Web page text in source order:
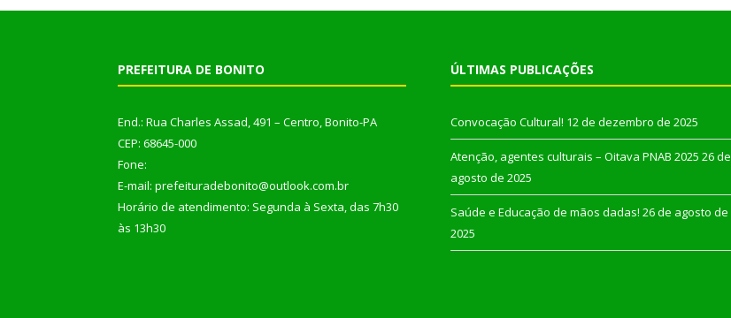
PREFEITURA DE BONITO
End.: Rua Charles Assad, 491 – Centro, Bonito-PA
CEP: 68645-000
Fone:
E-mail: prefeituradebonito@outlook.com.br
Horário de atendimento: Segunda à Sexta, das 7h30
às 13h30
ÚLTIMAS PUBLICAÇÕES
Convocação Cultural! 12 de dezembro de 2025
Atenção, agentes culturais – Oitava PNAB 2025 26 de
agosto de 2025
Saúde e Educação de mãos dadas! 26 de agosto de
2025